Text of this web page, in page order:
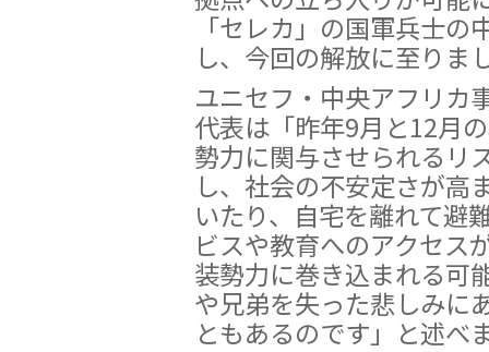
「セレカ」の国軍兵士
し、今回の解放に至りま
ユニセフ・中央アフリカ
代表は「昨年9月と12月
勢力に関与させられるリ
し、社会の不安定さが高
いたり、自宅を離れて避
ビスや教育へのアクセス
装勢力に巻き込まれる可
や兄弟を失った悲しみに
ともあるのです」と述べ